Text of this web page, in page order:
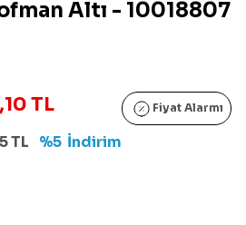
Altı - 10018807
TL Fiyat Alarmı
TL %5 İndirim